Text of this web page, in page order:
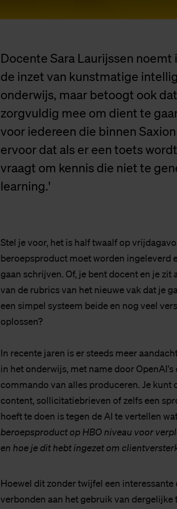
Docente Sara Laurijssen
de inzet van kunstmatige
onderwijs, maar betoogt ook
zorgvuldig mee om dient te
voor iedereen die binnen
ervoor dat als er een toets
vraagt om kennis die niet te
learning.'
Stel je voor, het is half twaalf op
beroepsproduct moet worden ingeleverd
gaan schrijven. Of, je bent docent en je
van de rubrics van het nieuwe vak dat je
een simpel systeem beide en nog veel
oplossen?
In recente jaren is er steeds meer
in het onderwijs, met name door
commando van alles produceren. Je
content, sollicitatiebrieven of zelfs een
hoeft te doen is tegen de AI te vertellen
beroepsproduct op HBO niveau voor
en hoe je dit hebt ingezet om
Hoewel dit zonder twijfel een
verbonden aan het gebruik van